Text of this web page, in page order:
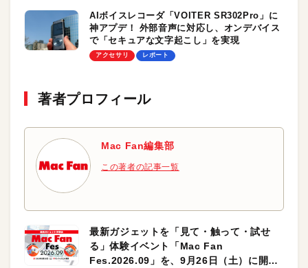
AIボイスレコーダ「VOITER SR302Pro」に
神アプデ！ 外部音声に対応し、オンデバイス
で「セキュアな文字起こし」を実現
アクセサリ レポート
著者プロフィール
Mac Fan編集部
この著者の記事一覧
最新ガジェットを「見て・触って・試せ
る」体験イベント「Mac Fan
Fes.2026.09」を、9月26日（土）に開催